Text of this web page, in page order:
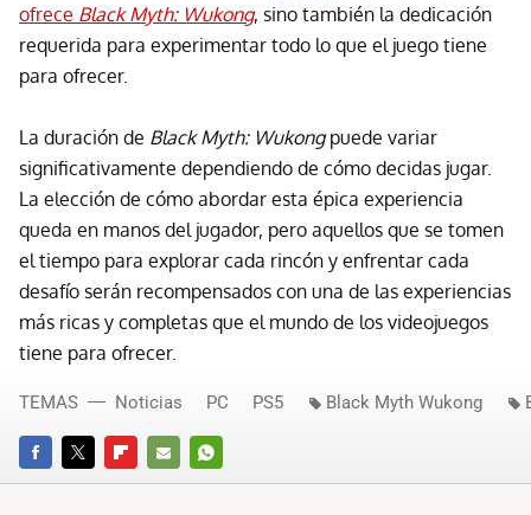
ofrece Black Myth: Wukong, sino también la dedicación
requerida para experimentar todo lo que el juego tiene
para ofrecer.
La duración de Black Myth: Wukongpuede variar
significativamente dependiendo de cómo decidas jugar.
La elección de cómo abordar esta épica experiencia
queda en manos del jugador, pero aquellos que se tomen
el tiempo para explorar cada rincón y enfrentar cada
desafío serán recompensados con una de las experiencias
más ricas y completas que el mundo de los videojuegos
tiene para ofrecer.
FACEBOOKTWITTERFLIPBOARD
E-
WHATSAPP
TEMAS Noticias PC PS5 Black Myth Wukong